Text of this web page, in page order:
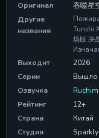
Оригинал
吞噬星
Другие
названия
Tunshi
场版 决
Выходит
2026
Серии
Вышло
Озвучка
Рейтинг
12+
Страна
Китай
Студия